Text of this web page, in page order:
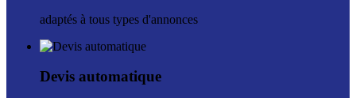
adaptés à tous types d'annonces
Devis automatique